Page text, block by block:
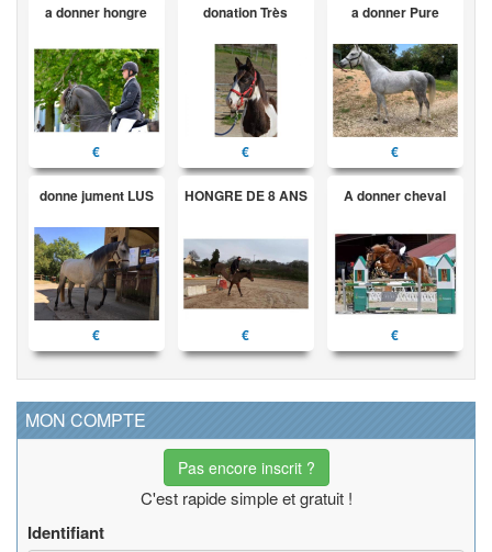
a donner hongre
€
donation Très
€
a donner Pure
€
donne jument LUS
€
HONGRE DE 8 ANS
€
A donner cheval
€
MON COMPTE
Pas encore inscrit ?
C'est rapide simple et gratuit !
Identifiant